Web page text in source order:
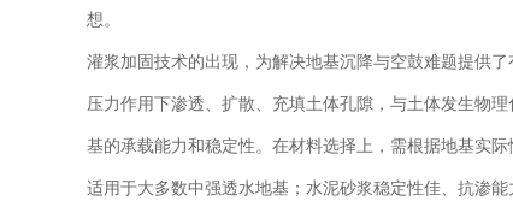
想。
灌浆加固技术的出现，为解决地基沉降与空鼓难题提供
压力作用下渗透、扩散、充填土体孔隙，与土体发生物
基的承载能力和稳定性。在材料选择上，需根据地基实
适用于大多数中强透水地基；水泥砂浆稳定性佳、抗渗